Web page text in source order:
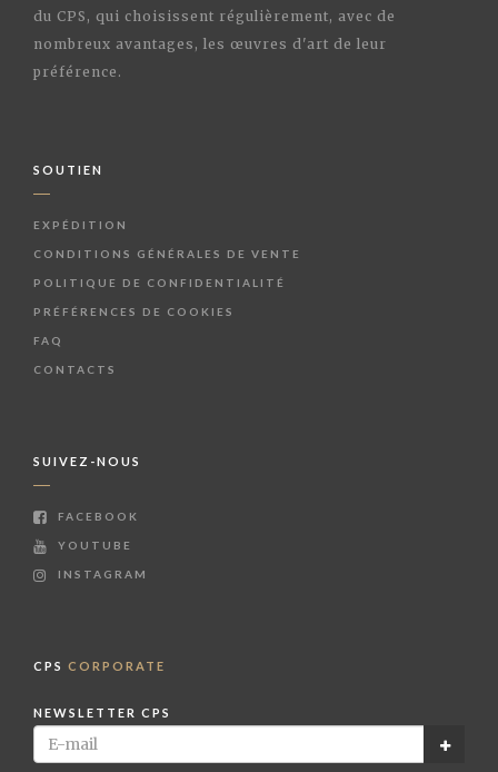
du CPS, qui choisissent régulièrement, avec de
nombreux avantages, les œuvres d'art de leur
préférence.
SOUTIEN
EXPÉDITION
CONDITIONS GÉNÉRALES DE VENTE
POLITIQUE DE CONFIDENTIALITÉ
PRÉFÉRENCES DE COOKIES
FAQ
CONTACTS
SUIVEZ-NOUS
FACEBOOK
YOUTUBE
INSTAGRAM
CPS CORPORATE
NEWSLETTER CPS